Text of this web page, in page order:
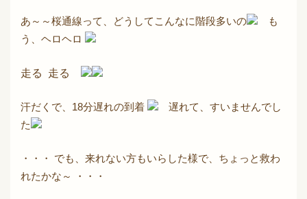
あ～～桜通線って、どうしてこんなに階段多いの
も
う、ヘロヘロ
走る 走る
汗だくで、18分遅れの到着
遅れて、すいませんでし
た
・・・ でも、来れない方もいらした様で、ちょっと救わ
れたかな～ ・・・